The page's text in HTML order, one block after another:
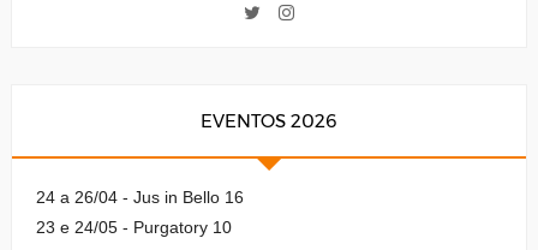
EVENTOS 2026
24 a 26/04 - Jus in Bello 16
23 e 24/05 - Purgatory 10